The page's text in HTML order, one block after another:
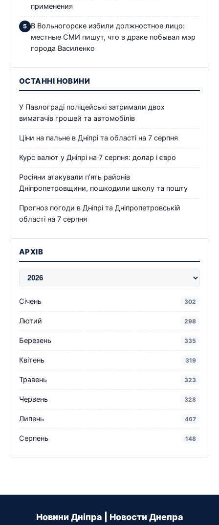
применения
В Вольногорске избили должностное лицо:
местные СМИ пишут, что в драке побывал мэр
города Василенко
ОСТАННІ НОВИНИ
У Павлограді поліцейські затримали двох
вимагачів грошей та автомобілів
Ціни на пальне в Дніпрі та області на 7 серпня
Курс валют у Дніпрі на 7 серпня: долар і євро
Росіяни атакували п’ять районів
Дніпропетровщини, пошкодили школу та пошту
Прогноз погоди в Дніпрі та Дніпропетровській
області на 7 серпня
АРХІВ
Січень 302
Лютий 298
Березень 335
Квітень 319
Травень 323
Червень 328
Липень 467
Серпень 148
Новини Дніпра | Новости Днепра